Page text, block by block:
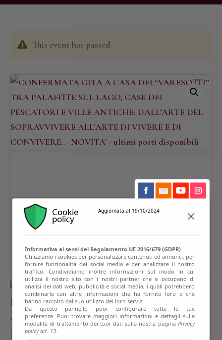
This event has passed
Cookie
policy
Aggiornata al 19/10/2024
Informativa ai sensi del Regolamento UE 2016/679 (GDPR)
Utilizziamo i cookies per personalizzare contenuti ed annunci, per
fornire funzionalità dei social media e per analizzare il nostro
traffico. Condividiamo inoltre informazioni sul modo in cui
utilizza il nostro sito con i nostri partner che si occupano di
analisi dei dati web, pubblicità e social media, i quali potrebbero
combinarle con altre informazioni che ha fornito loro o che
hanno raccolto dal suo utilizzo dei loro servizi.
Da questo pannello puoi configurare tutte le tue
preferenze. Puoi trovare maggiori informazioni e dettagli sulla
modalità di trattamento dei tuoi dati sulla nostra paginaPrivacy
policy art. 13.